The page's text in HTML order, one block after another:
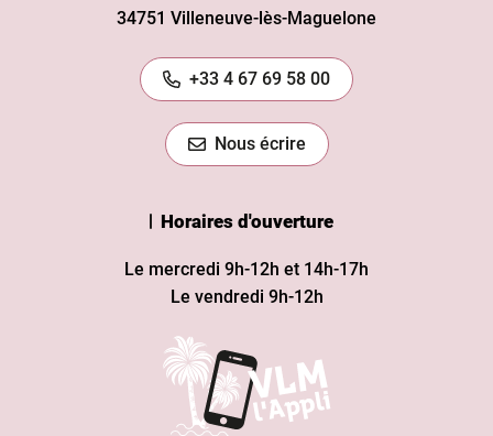
34751 Villeneuve-lès-Maguelone
+33 4 67 69 58 00
Nous écrire
Horaires d'ouverture
Le mercredi 9h-12h et 14h-17h
Le vendredi 9h-12h